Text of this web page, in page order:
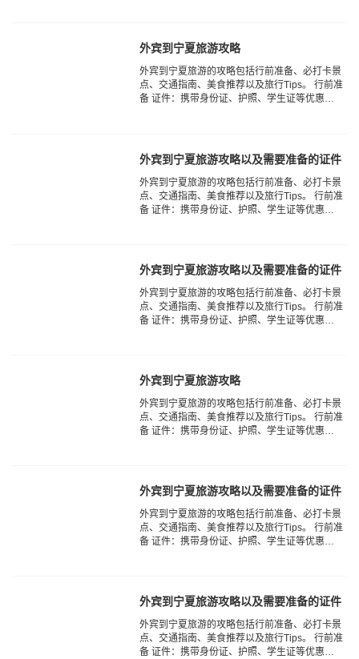
外宾到宁夏旅游攻略
‌外宾到宁夏旅游的攻略‌包括行前准备、必打卡景
点、交通指南、美食推荐以及旅行Tips。 行前准
备 ‌证件‌：携带身份证、护照、学生证等优惠证
外宾到宁夏旅游攻略以及需要准备的证件
‌外宾到宁夏旅游的攻略‌包括行前准备、必打卡景
点、交通指南、美食推荐以及旅行Tips。 行前准
备 ‌证件‌：携带身份证、护照、学生证等优惠证
外宾到宁夏旅游攻略以及需要准备的证件
‌外宾到宁夏旅游的攻略‌包括行前准备、必打卡景
点、交通指南、美食推荐以及旅行Tips。 行前准
备 ‌证件‌：携带身份证、护照、学生证等优惠证
外宾到宁夏旅游攻略
‌外宾到宁夏旅游的攻略‌包括行前准备、必打卡景
点、交通指南、美食推荐以及旅行Tips。 行前准
备 ‌证件‌：携带身份证、护照、学生证等优惠证
外宾到宁夏旅游攻略以及需要准备的证件
‌外宾到宁夏旅游的攻略‌包括行前准备、必打卡景
点、交通指南、美食推荐以及旅行Tips。 行前准
备 ‌证件‌：携带身份证、护照、学生证等优惠证
外宾到宁夏旅游攻略以及需要准备的证件
‌外宾到宁夏旅游的攻略‌包括行前准备、必打卡景
点、交通指南、美食推荐以及旅行Tips。 行前准
备 ‌证件‌：携带身份证、护照、学生证等优惠证